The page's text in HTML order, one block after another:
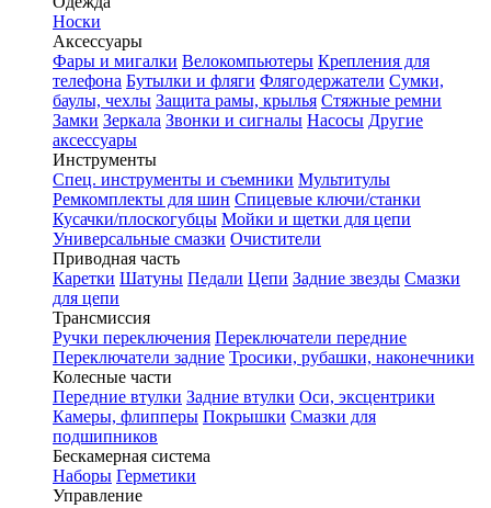
Носки
Аксессуары
Фары и мигалки Велокомпьютеры Крепления для
телефона Бутылки и фляги Флягодержатели Сумки,
баулы, чехлы Защита рамы, крылья Стяжные ремни
Замки Зеркала Звонки и сигналы Насосы Другие
аксессуары
Инструменты
Спец. инструменты и съемники Мультитулы
Ремкомплекты для шин Спицевые ключи/станки
Кусачки/плоскогубцы Мойки и щетки для цепи
Универсальные смазки Очистители
Приводная часть
Каретки Шатуны Педали Цепи Задние звезды Смазки
для цепи
Трансмиссия
Ручки переключения Переключатели передние
Переключатели задние Тросики, рубашки, наконечники
Колесные части
Передние втулки Задние втулки Оси, эксцентрики
Камеры, флипперы Покрышки Смазки для
подшипников
Бескамерная система
Наборы Герметики
Управление